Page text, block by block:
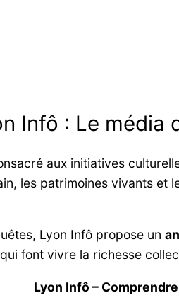
Infô : Le média
aux initiatives
les patrimoines vivants
Lyon Infô propose un
font vivre la richesse
Lyon Infô –